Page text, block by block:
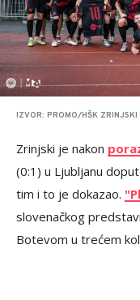
IZVOR: PROMO/HŠK ZRINJSKI
Zrinjski je nakon
(0:1) u Ljubljanu
tim i to je dokazao.
slovenačkog
Botevom u trećem